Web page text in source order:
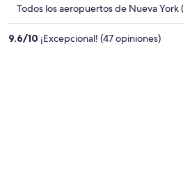
Todos los aeropuertos de Nueva York
9.6/10 ¡Excepcional! (47 opiniones)